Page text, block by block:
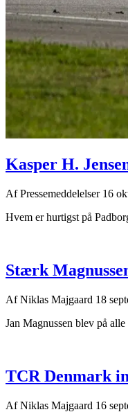
Kasper H.
AfPressemeddelelser 16
Hvem er hurtigst på
Stærk
AfNiklas Majgaard 18
Jan Magnussen blev på
TCR Denmark
AfNiklas Majgaard 16